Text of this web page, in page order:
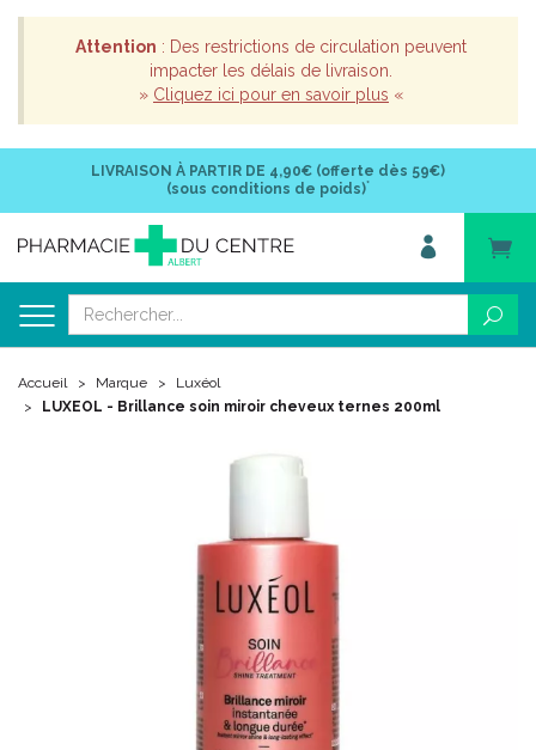
Attention : Des restrictions de circulation peuvent
impacter les délais de livraison.
» Cliquez ici pour en savoir plus «
LIVRAISON À PARTIR DE 4,90€ (offerte dès 59€)
(sous conditions de poids)*
Accueil Marque
Luxéol
LUXEOL - Brillance soin miroir cheveux ternes 200ml